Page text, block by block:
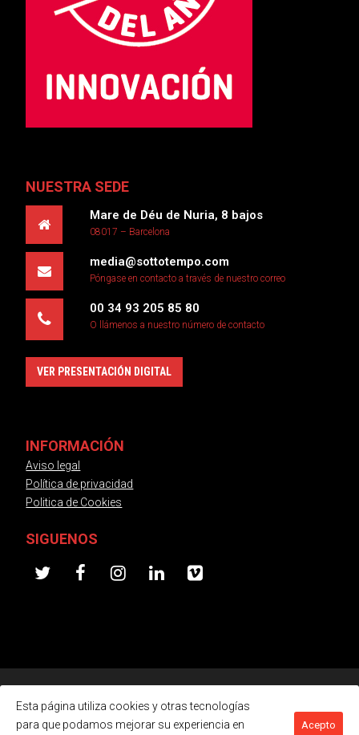
NUESTRA SEDE
Mare de Déu de Nuria, 8 bajos
08017 – Barcelona
media@sottotempo.com
Póngase en contacto a través de nuestro correo
00 34 93 205 85 80
O llámenos a nuestro número de contacto
VER PRESENTACIÓN DIGITAL
INFORMACIÓN
Aviso legal
Política de privacidad
Politica de Cookies
SIGUENOS
twitterfacebookinstagram
linkedinvimeo
Esta página utiliza cookies y otras tecnologías
para que podamos mejorar su experiencia en
Acepto